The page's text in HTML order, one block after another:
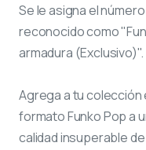
Se le asigna el número
reconocido como
armadura (Exclusivo)".
Agrega a tu
formato Funko Pop a
calidad insuperable de